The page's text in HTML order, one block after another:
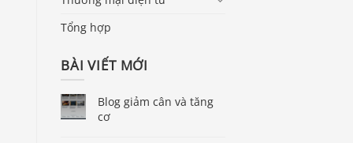
Tổng hợp
BÀI VIẾT MỚI
Blog giảm cân và tăng
cơ